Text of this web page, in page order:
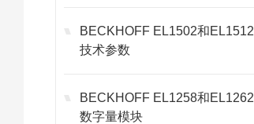
BECKHOFF EL1502和EL1512
技术参数
BECKHOFF EL1258和EL1262
数字量模块